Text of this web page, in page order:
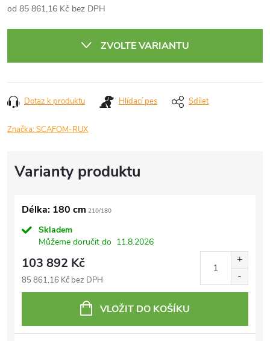
od 85 861,16 Kč bez DPH
ZVOLTE VARIANTU
Dotaz k produktu Hlídací pes Sdílet
Značka:SCAFOM-RUX
Délka: 180 cm 210/180
Skladem
Můžeme doručit do 11.8.2026
103 892 Kč
85 861,16 Kč bez DPH
VLOŽIT DO KOŠÍKU